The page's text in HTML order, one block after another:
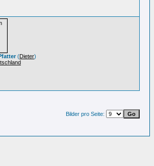
(Dieter)
Bilder pro Seite: